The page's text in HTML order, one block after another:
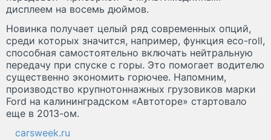
дисплеем на восемь дюймов.
Новинка получает целый ряд современных опций,
среди которых значится, например, функция eco-roll,
способная самостоятельно включать нейтральную
передачу при спуске с горы. Это помогает водителю
существенно экономить горючее. Напомним,
производство крупнотоннажных грузовиков марки
Ford на калининградском «Автоторе» стартовало
еще в 2013-ом.
carsweek.ru